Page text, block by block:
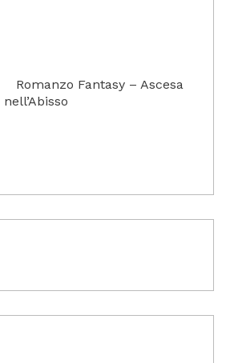
Romanzo Fantasy – Ascesa
nell’Abisso